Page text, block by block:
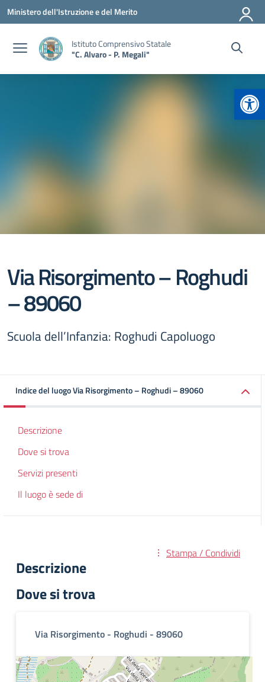
Vai ai contenuti
Vai al menu di navigazione
Vai al footer
Ministero dell'Istruzione e del Merito
Istituto Comprensivo Statale
"C. Alvaro - P. Megali"
Via Risorgimento – Roghudi
– 89060
Scuola dell’Infanzia: Roghudi Capoluogo
Indice del luogo Via Risorgimento – Roghudi – 89060
Descrizione
Dove si trova
Servizi presenti
Il luogo è sede di
Stampa / Condividi
Descrizione
Dove si trova
Via Risorgimento - Roghudi - 89060